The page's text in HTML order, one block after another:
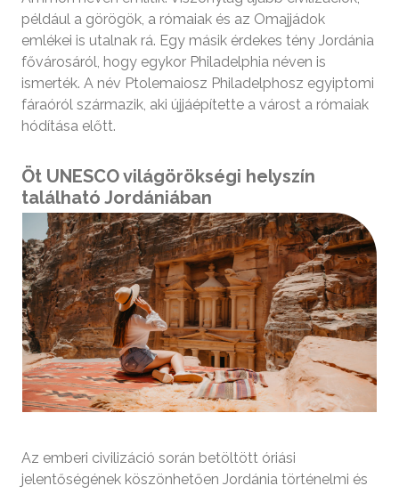
például a görögök, a rómaiak és az Omajjádok
emlékei is utalnak rá. Egy másik érdekes tény Jordánia
fővárosáról, hogy egykor Philadelphia néven is
ismerték. A név Ptolemaiosz Philadelphosz egyiptomi
fáraóról származik, aki újjáépítette a várost a rómaiak
hódítása előtt.
Öt UNESCO világörökségi helyszín
található Jordániában
Az emberi civilizáció során betöltött óriási
jelentőségének köszönhetően Jordánia történelmi és